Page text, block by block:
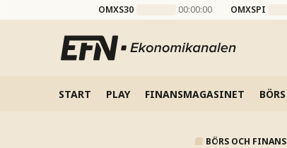
OMXS30 00:00:00 OMXSPI
START PLAY FINANSMAGASINET BÖRS
BÖRS OCH FINANS